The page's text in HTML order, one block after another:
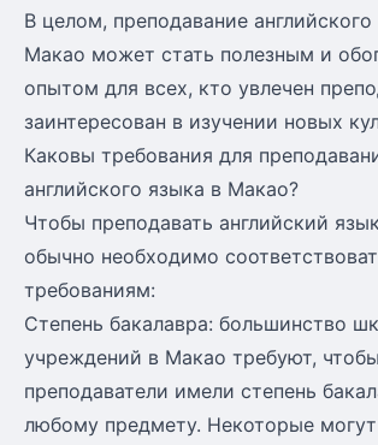
В целом, преподавание английского
Макао может стать полезным и
опытом для всех, кто увлечен
заинтересован в изучении новых
Каковы требования для
английского языка в Макао?
Чтобы преподавать английский
обычно необходимо
требованиям:
Степень бакалавра: большинство
учреждений в Макао требуют, чтобы
преподаватели имели степень
любому предмету. Некоторые